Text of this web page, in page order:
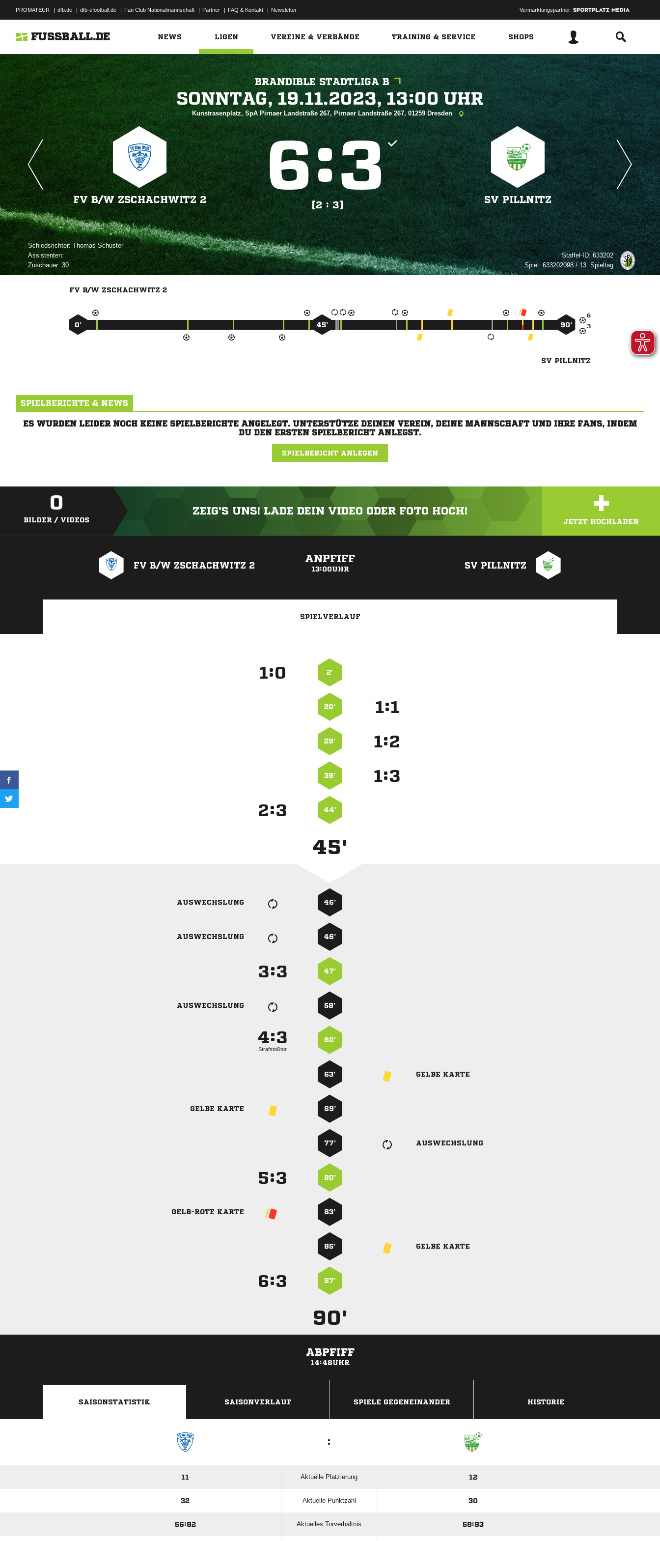
PROMATEUR | dfb.de | dfb-efootball.de | Fan Club Nationalmannschaft | Partner | FAQ & Kontakt | Newsletter Vermarktungspartner:
FUSSBALL.DE NEWS LIGEN VEREINE & VERBÄNDE TRAINING & SERVICE SHOPS
BRANDIBLE STADTLIGA B
   
Kunstrasenplatz, SpA Pirnaer Landstraße 267, Pirnaer Landstraße 267, 01259 Dresden
FV B/​W ZSCHACHWITZ 2
:
[2 : 3]
SV PILLNITZ
Schiedsrichter: 
Assistenten:
Zuschauer:30
Staffel-ID:633202
Spiel:633202098 / 13. Spieltag
FV B/W ZSCHACHWITZ 2


0’ 45’ 90’
SV PILLNITZ
SPIELBERICHTE & NEWS
ES WURDEN LEIDER NOCH KEINE SPIELBERICHTE ANGELEGT. UNTERSTÜTZE DEINEN VEREIN, DEINE MANNSCHAFT UND IHRE FANS, INDEM
DU DEN ERSTEN SPIELBERICHT ANLEGST.
SPIELBERICHT ANLEGEN
0
BILDER / VIDEOS
ZEIG'S UNS! LADE DEIN VIDEO ODER FOTO HOCH! +
JETZT HOCHLADEN
FV B/W ZSCHACHWITZ 2
ANPFIFF
13:00UHR SV PILLNITZ
SPIELVERLAUF
: 2’
20’ :
29’ :
39’ :
: 44’
45'
AUSWECHSLUNG 46’
AUSWECHSLUNG 46’
: 47’
AUSWECHSLUNG 58’
:
Strafstoßtor
60’
63’ GELBE KARTE
GELBE KARTE 69’
77’ AUSWECHSLUNG
: 80’
GELB-ROTE KARTE 83’
85’ GELBE KARTE
: 87’
90'
ABPFIFF
14:48UHR
SAISONSTATISTIK SAISONVERLAUF SPIELE GEGENEINANDER HISTORIE
:
11 Aktuelle Platzierung 12
32 Aktuelle Punktzahl 30
56:82 Aktuelles Torverhältnis 58:83